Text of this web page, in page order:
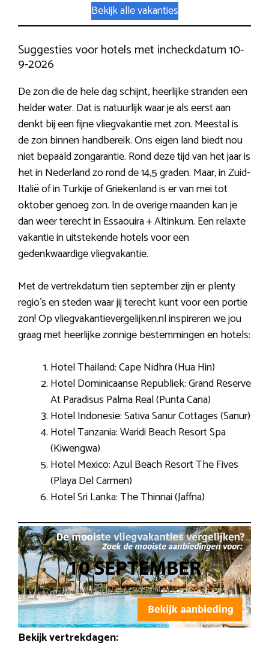
Bekijk alle vakanties
Suggesties voor hotels met incheckdatum 10-
9-2026
De zon die de hele dag schijnt, heerlijke stranden een
helder water. Dat is natuurlijk waar je als eerst aan
denkt bij een fijne vliegvakantie met zon. Meestal is
de zon binnen handbereik. Ons eigen land biedt nou
niet bepaald zongarantie. Rond deze tijd van het jaar is
het in Nederland zo rond de 14,5 graden. Maar, in Zuid-
Italië of in Turkije of Griekenland is er van mei tot
oktober genoeg zon. In de overige maanden kan je
dan weer terecht in Essaouira + Altinkum. Een relaxte
vakantie in uitstekende hotels voor een
gedenkwaardige vliegvakantie.
Met de vertrekdatum tien september zijn er plenty
regio’s en steden waar jij terecht kunt voor een portie
zon! Op vliegvakantievergelijken.nl inspireren we jou
graag met heerlijke zonnige bestemmingen en hotels:
Hotel Thailand: Cape Nidhra (Hua Hin)
Hotel Dominicaanse Republiek: Grand Reserve
At Paradisus Palma Real (Punta Cana)
Hotel Indonesie: Sativa Sanur Cottages (Sanur)
Hotel Tanzania: Waridi Beach Resort Spa
(Kiwengwa)
Hotel Mexico: Azul Beach Resort The Fives
(Playa Del Carmen)
Hotel Sri Lanka: The Thinnai (Jaffna)
Bekijk vertrekdagen: